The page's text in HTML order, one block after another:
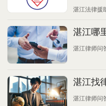
湛江法律援
湛江哪
湛江律师问
湛江找
湛江律师问